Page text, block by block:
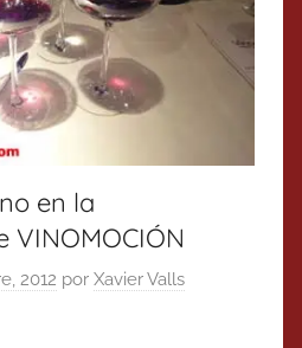
en la
VINOMOCIÓN
2012 por Xavier Valls